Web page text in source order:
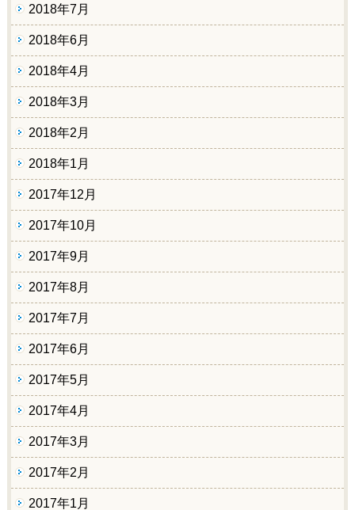
2018年7月
2018年6月
2018年4月
2018年3月
2018年2月
2018年1月
2017年12月
2017年10月
2017年9月
2017年8月
2017年7月
2017年6月
2017年5月
2017年4月
2017年3月
2017年2月
2017年1月